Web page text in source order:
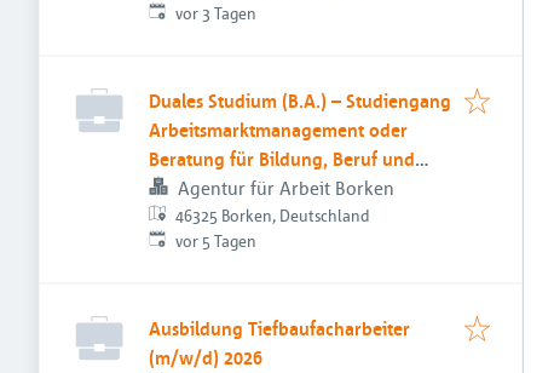
Veröffentlicht:
vor 3 Tagen
Duales Studium (B.A.) – Studiengang
Arbeitsmarktmanagement oder
Beratung für Bildung, Beruf und
Beschäftigung
Agentur für Arbeit Borken
46325 Borken, Deutschland
Veröffentlicht:
vor 5 Tagen
Ausbildung Tiefbaufacharbeiter
(m/w/d) 2026